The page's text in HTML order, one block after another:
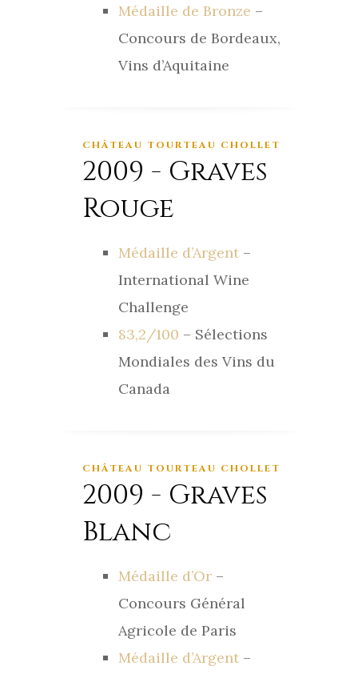
Médaille de Bronze –
Concours de Bordeaux,
Vins d’Aquitaine
CHÂTEAU TOURTEAU CHOLLET
2009 - Graves
Rouge
Médaille d’Argent–
International Wine
Challenge
83,2/100 – Sélections
Mondiales des Vins du
Canada
CHÂTEAU TOURTEAU CHOLLET
2009 - Graves
Blanc
Médaille d’Or–
Concours Général
Agricole de Paris
Médaille d’Argent–